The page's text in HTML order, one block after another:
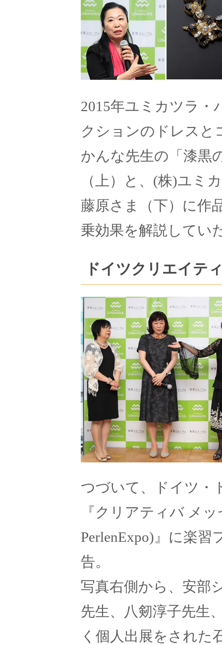
2015年ユミカツラ・
クションのドレスと
かんな先生の「漆黒
（上）と、(株)ユミ
藤原さま（下）に作
乗効果を解説してい
ドイツクリエイテ
つづいて、ドイツ・
『クリアティバ メ
PerlenExpo)』に楽
告。
写真右側から、安部
先生、八剱淳子先生
く個人出展をされた